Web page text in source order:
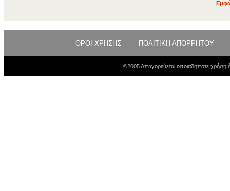
ΟΡΟΙ ΧΡΗΣΗΣ ΠΟΛΙΤΙΚΗ ΑΠΟΡΡΗΤΟΥ
©2005 Απαγορεύεται οποιαδήποτε χρήση